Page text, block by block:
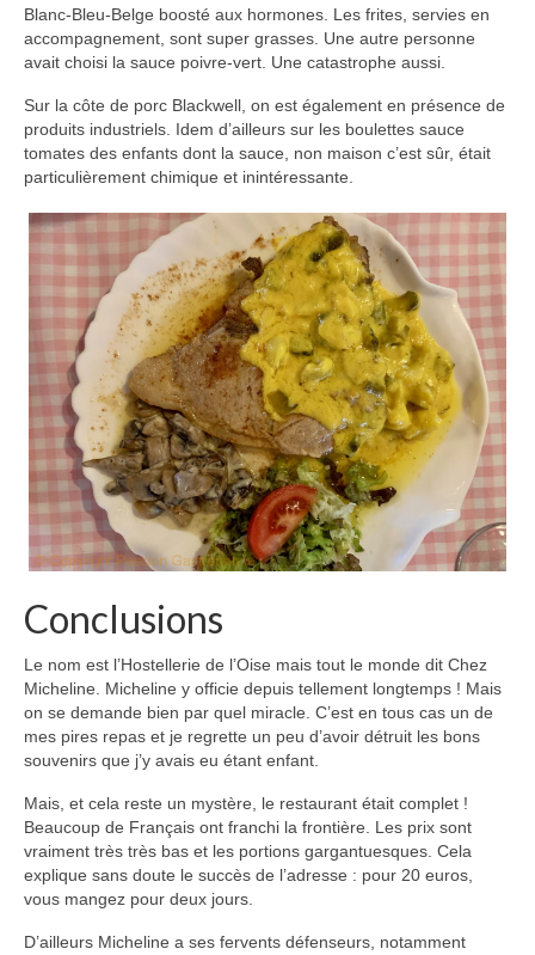
Blanc-Bleu-Belge boosté aux hormones. Les frites, servies en
accompagnement, sont super grasses. Une autre personne
avait choisi la sauce poivre-vert. Une catastrophe aussi.
Sur la côte de porc Blackwell, on est également en présence de
produits industriels. Idem d’ailleurs sur les boulettes sauce
tomates des enfants dont la sauce, non maison c’est sûr, était
particulièrement chimique et inintéressante.
Conclusions
Le nom est l’Hostellerie de l’Oise mais tout le monde dit Chez
Micheline. Micheline y officie depuis tellement longtemps ! Mais
on se demande bien par quel miracle. C’est en tous cas un de
mes pires repas et je regrette un peu d’avoir détruit les bons
souvenirs que j’y avais eu étant enfant.
Mais, et cela reste un mystère, le restaurant était complet !
Beaucoup de Français ont franchi la frontière. Les prix sont
vraiment très très bas et les portions gargantuesques. Cela
explique sans doute le succès de l’adresse : pour 20 euros,
vous mangez pour deux jours.
D’ailleurs Micheline a ses fervents défenseurs, notamment